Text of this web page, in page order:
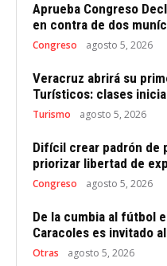
Aprueba Congreso
en contra de dos
Congreso agosto 5, 2026
Veracruz abrirá su
Turísticos: clases
Turismo agosto 5, 2026
Difícil crear padrón de
priorizar libertad de
Congreso agosto 5, 2026
De la cumbia al fútbol
Caracoles es invitado
Otras agosto 5, 2026